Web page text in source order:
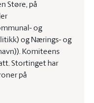
Støre, på
og
og Nærings- og
Komiteens
Stortinget har
på